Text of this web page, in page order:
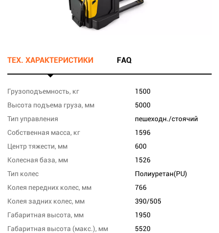
ТЕХ. ХАРАКТЕРИСТИКИ FAQ
Грузоподъемность, кг
1500
Высота подъема груза, мм
5000
Тип управления
пешеходн./стоячий
Собственная масса, кг
1596
Центр тяжести, мм
600
Колесная база, мм
1526
Тип колес
Полиуретан(PU)
Колея передних колес, мм
766
Колея задних колес, мм
390/505
Габаритная высота, мм
1950
Габаритная высота (макс.), мм
5520